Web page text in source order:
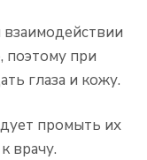
при
глаза и кожу.
промыть их
врачу.